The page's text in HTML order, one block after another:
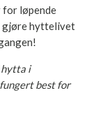
på
løpende